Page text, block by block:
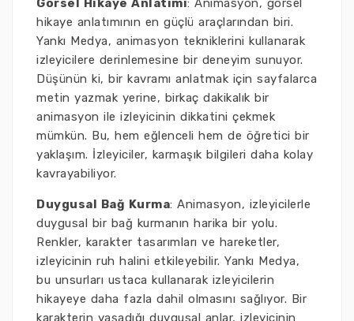
Görsel Hikaye Anlatımı: Animasyon, görsel
hikaye anlatımının en güçlü araçlarından biri.
Yankı Medya, animasyon tekniklerini kullanarak
izleyicilere derinlemesine bir deneyim sunuyor.
Düşünün ki, bir kavramı anlatmak için sayfalarca
metin yazmak yerine, birkaç dakikalık bir
animasyon ile izleyicinin dikkatini çekmek
mümkün. Bu, hem eğlenceli hem de öğretici bir
yaklaşım. İzleyiciler, karmaşık bilgileri daha kolay
kavrayabiliyor.
Duygusal Bağ Kurma: Animasyon, izleyicilerle
duygusal bir bağ kurmanın harika bir yolu.
Renkler, karakter tasarımları ve hareketler,
izleyicinin ruh halini etkileyebilir. Yankı Medya,
bu unsurları ustaca kullanarak izleyicilerin
hikayeye daha fazla dahil olmasını sağlıyor. Bir
karakterin yaşadığı duygusal anlar, izleyicinin